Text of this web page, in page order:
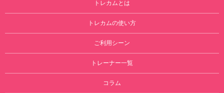
トレカムとは
トレカムの使い方
ご利用シーン
トレーナー一覧
コラム